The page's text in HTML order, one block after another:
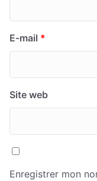
E-mail *
Site web
Enregistrer mon